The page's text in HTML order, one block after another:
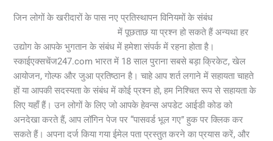
जिन लोगों के खरीदारों के पास नए प्रतिस्थापन विनियमों के संबंध
में पूछताछ या प्रश्न हो सकते हैं अन्यथा हर
उद्योग के आपके भुगतान के संबंध में हमेशा संपर्क में रहना होता है।
स्काईएक्सचेंज247.com भारत में 18 साल पुराना सबसे बड़ा क्रिकेट, खेल
आयोजन, गोल्फ और जुआ प्रतिष्ठान है। चाहे आप शर्त लगाने में सहायता चाहते
हों या आपकी सदस्यता के संबंध में कोई प्रश्न हो, हम निश्चित रूप से सहायता के
लिए यहाँ हैं। उन लोगों के लिए जो आपके हेवन्स अपडेट आईडी कोड को
अनदेखा करते हैं, आप लॉगिन पेज पर “पासवर्ड भूल गए” हुक पर क्लिक कर
सकते हैं। अपना दर्ज किया गया ईमेल पता प्रस्तुत करने का प्रयास करें, और